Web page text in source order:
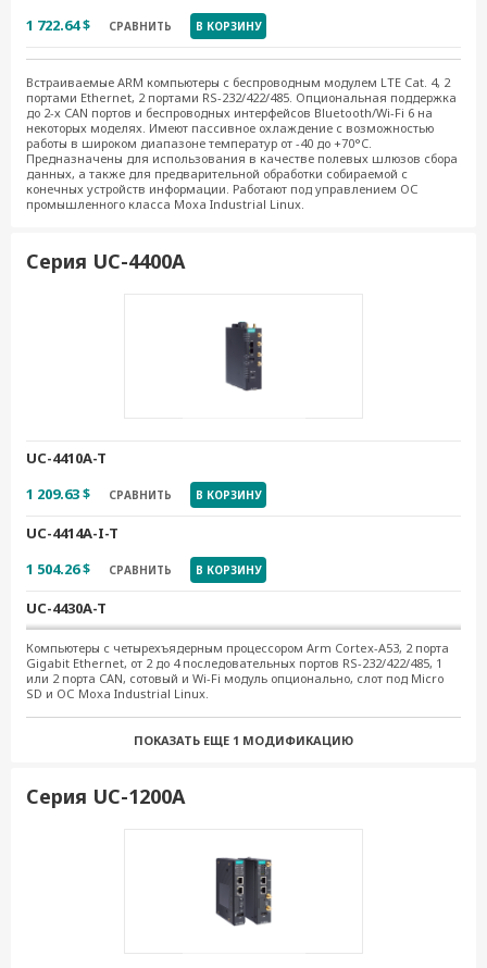
1 722.64 $
СРАВНИТЬ В КОРЗИНУ
Встраиваемые ARM компьютеры с беспроводным модулем LTE Cat. 4, 2
портами Ethernet, 2 портами RS-232/422/485. Опциональная поддержка
до 2-х CAN портов и беспроводных интерфейсов Bluetooth/Wi-Fi 6 на
некоторых моделях. Имеют пассивное охлаждение с возможностью
работы в широком диапазоне температур от -40 до +70°C.
Предназначены для использования в качестве полевых шлюзов сбора
данных, а также для предварительной обработки собираемой с
конечных устройств информации. Работают под управлением ОС
промышленного класса Moxa Industrial Linux.
Серия UC-4400А
UC-4410A-T
1 209.63 $
СРАВНИТЬ В КОРЗИНУ
UC-4414A-I-T
1 504.26 $
СРАВНИТЬ В КОРЗИНУ
UC-4430A-T
1 357.25 $
СРАВНИТЬ В КОРЗИНУ
UC-4434A-I-T
1 651.27 $
СРАВНИТЬ В КОРЗИНУ
2 460.13 $
СРАВНИТЬ
В КОРЗИНУ
Компьютеры с четырехъядерным процессором Arm Cortex-A53, 2 порта
Gigabit Ethernet, от 2 до 4 последовательных портов RS-232/422/485, 1
или 2 порта CAN, сотовый и Wi-Fi модуль опционально, слот под Micro
SD и ОС Moxa Industrial Linux.
ПОКАЗАТЬ ЕЩЕ 1 МОДИФИКАЦИЮ
Серия UC-1200A